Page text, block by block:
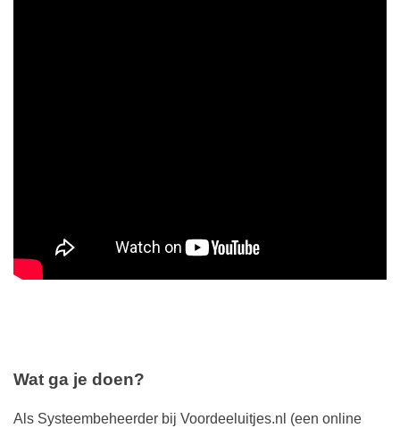
Wat ga je doen?
Als Systeembeheerder bij Voordeeluitjes.nl (een online